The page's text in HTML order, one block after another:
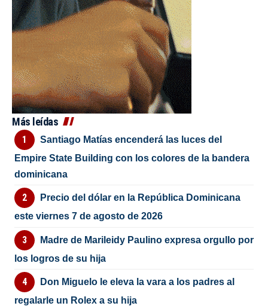
Más leídas
Santiago Matías encenderá las luces del
Empire State Building con los colores de la bandera
dominicana
Precio del dólar en la República Dominicana
este viernes 7 de agosto de 2026
Madre de Marileidy Paulino expresa orgullo por
los logros de su hija
Don Miguelo le eleva la vara a los padres al
regalarle un Rolex a su hija